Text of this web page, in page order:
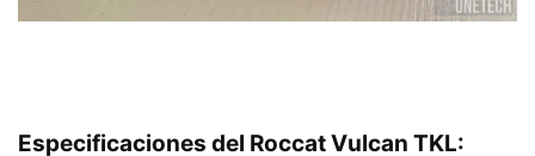
Especificaciones del Roccat Vulcan TKL: